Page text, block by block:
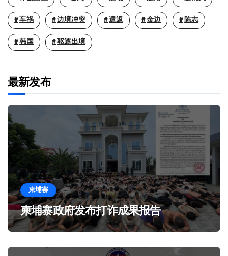
车祸 边境冲突 遣返 金边 陈志
韩国 驱逐出境
最新发布
柬埔寨
柬埔寨政府发布打诈成果报告